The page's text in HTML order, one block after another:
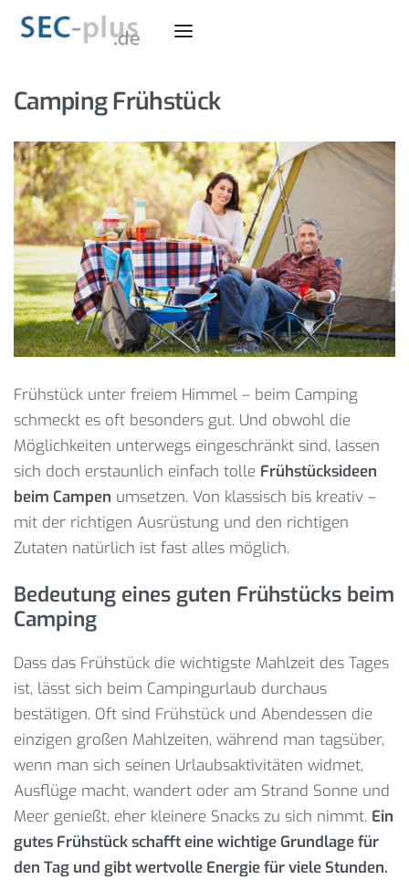
Camping Frühstück
Frühstück unter freiem Himmel – beim Camping
schmeckt es oft besonders gut. Und obwohl die
Möglichkeiten unterwegs eingeschränkt sind, lassen
sich doch erstaunlich einfach tolle Frühstücksideen
beim Campen umsetzen. Von klassisch bis kreativ –
mit der richtigen Ausrüstung und den richtigen
Zutaten natürlich ist fast alles möglich.
Bedeutung eines guten Frühstücks beim
Camping
Dass das Frühstück die wichtigste Mahlzeit des Tages
ist, lässt sich beim Campingurlaub durchaus
bestätigen. Oft sind Frühstück und Abendessen die
einzigen großen Mahlzeiten, während man tagsüber,
wenn man sich seinen Urlaubsaktivitäten widmet,
Ausflüge macht, wandert oder am Strand Sonne und
Meer genießt, eher kleinere Snacks zu sich nimmt. Ein
gutes Frühstück schafft eine wichtige Grundlage für
den Tag und gibt wertvolle Energie für viele Stunden.